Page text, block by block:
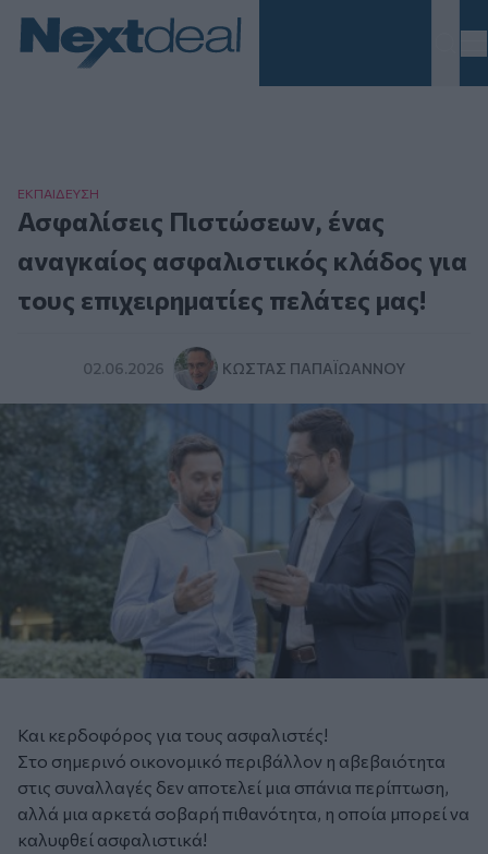
ΕΚΠΑΙΔΕΥΣΗ
Ασφαλίσεις Πιστώσεων, ένας
αναγκαίος ασφαλιστικός κλάδος για
τους επιχειρηματίες πελάτες μας!
02.06.2026 ΚΏΣΤΑΣ ΠΑΠΑΪΩΆΝΝΟΥ
Και κερδοφόρος για τους ασφαλιστές!
Στο σημερινό οικονομικό περιβάλλον η αβεβαιότητα
στις συναλλαγές δεν αποτελεί μια σπάνια περίπτωση,
αλλά μια αρκετά σοβαρή πιθανότητα, η οποία μπορεί να
καλυφθεί ασφαλιστικά!